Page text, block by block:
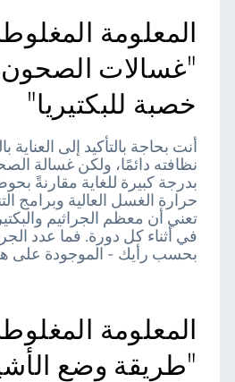
"غسالات
خصبة للبكتيريا"
أنت بحاجة بالتأكيد إلى العناية
نظافته دائمًا، ولكن غسالة
بدرجة كبيرة للغاية مقارنةً
حرارة الغسل العالية وبرامج
تعني أن معظم الجراثيم
في أثناء كل دورة. فما عدد
بحسب رأيك - الموجودة على
"طريقة وضع